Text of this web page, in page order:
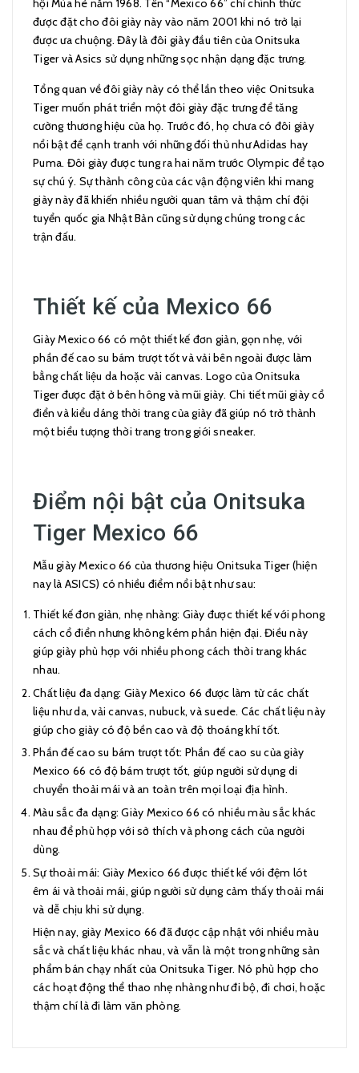
hội Mùa hè năm 1968. Tên “Mexico 66” chỉ chính thức
được đặt cho đôi giày này vào năm 2001 khi nó trở lại
được ưa chuộng. Đây là đôi giày đầu tiên của Onitsuka
Tiger và Asics sử dụng những sọc nhận dạng đặc trưng.
Tổng quan về đôi giày này có thể lần theo việc Onitsuka
Tiger muốn phát triển một đôi giày đặc trưng để tăng
cường thương hiệu của họ. Trước đó, họ chưa có đôi giày
nổi bật để cạnh tranh với những đối thủ như Adidas hay
Puma. Đôi giày được tung ra hai năm trước Olympic để tạo
sự chú ý. Sự thành công của các vận động viên khi mang
giày này đã khiến nhiều người quan tâm và thậm chí đội
tuyển quốc gia Nhật Bản cũng sử dụng chúng trong các
trận đấu.
Thiết kế của Mexico 66
Giày Mexico 66 có một thiết kế đơn giản, gọn nhẹ, với
phần đế cao su bám trượt tốt và vải bên ngoài được làm
bằng chất liệu da hoặc vải canvas. Logo của Onitsuka
Tiger được đặt ở bên hông và mũi giày. Chi tiết mũi giày cổ
điển và kiểu dáng thời trang của giày đã giúp nó trở thành
một biểu tượng thời trang trong giới sneaker.
Điểm nội bật của Onitsuka
Tiger Mexico 66
Mẫu giày Mexico 66 của thương hiệu Onitsuka Tiger (hiện
nay là ASICS) có nhiều điểm nổi bật như sau:
Thiết kế đơn giản, nhẹ nhàng: Giày được thiết kế với phong
cách cổ điển nhưng không kém phần hiện đại. Điều này
giúp giày phù hợp với nhiều phong cách thời trang khác
nhau.
Chất liệu đa dạng: Giày Mexico 66 được làm từ các chất
liệu như da, vải canvas, nubuck, và suede. Các chất liệu này
giúp cho giày có độ bền cao và độ thoáng khí tốt.
Phần đế cao su bám trượt tốt: Phần đế cao su của giày
Mexico 66 có độ bám trượt tốt, giúp người sử dụng di
chuyển thoải mái và an toàn trên mọi loại địa hình.
Màu sắc đa dạng: Giày Mexico 66 có nhiều màu sắc khác
nhau để phù hợp với sở thích và phong cách của người
dùng.
Sự thoải mái: Giày Mexico 66 được thiết kế với đệm lót
êm ái và thoải mái, giúp người sử dụng cảm thấy thoải mái
và dễ chịu khi sử dụng.
Hiện nay, giày Mexico 66 đã được cập nhật với nhiều màu
sắc và chất liệu khác nhau, và vẫn là một trong những sản
phẩm bán chạy nhất của Onitsuka Tiger. Nó phù hợp cho
các hoạt động thể thao nhẹ nhàng như đi bộ, đi chơi, hoặc
thậm chí là đi làm văn phòng.